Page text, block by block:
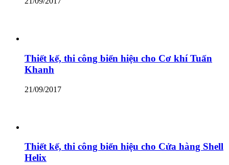
Thiết kế, thi công biển hiệu cho Cơ khí Tuấn
Khanh
21/09/2017
Thiết kế, thi công biển hiệu cho Cửa hàng Shell
Helix